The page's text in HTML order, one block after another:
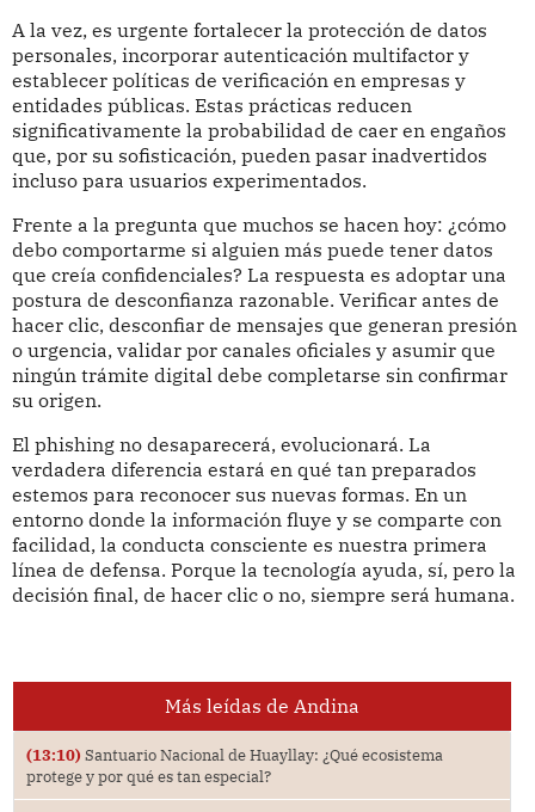
A la vez, es urgente fortalecer la protección de datos
personales, incorporar autenticación multifactor y
establecer políticas de verificación en empresas y
entidades públicas. Estas prácticas reducen
significativamente la probabilidad de caer en engaños
que, por su sofisticación, pueden pasar inadvertidos
incluso para usuarios experimentados.
Frente a la pregunta que muchos se hacen hoy: ¿cómo
debo comportarme si alguien más puede tener datos
que creía confidenciales? La respuesta es adoptar una
postura de desconfianza razonable. Verificar antes de
hacer clic, desconfiar de mensajes que generan presión
o urgencia, validar por canales oficiales y asumir que
ningún trámite digital debe completarse sin confirmar
su origen.
El phishing no desaparecerá, evolucionará. La
verdadera diferencia estará en qué tan preparados
estemos para reconocer sus nuevas formas. En un
entorno donde la información fluye y se comparte con
facilidad, la conducta consciente es nuestra primera
línea de defensa. Porque la tecnología ayuda, sí, pero la
decisión final, de hacer clic o no, siempre será humana.
Más leídas de Andina
(13:10) Santuario Nacional de Huayllay: ¿Qué ecosistema
protege y por qué es tan especial?